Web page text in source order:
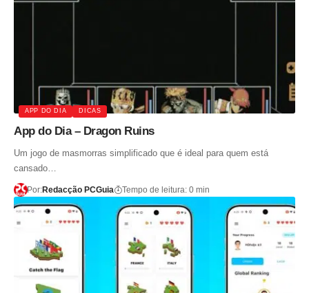
APP DO DIA DICAS
App do Dia – Dragon Ruins
Um jogo de masmorras simplificado que é ideal para quem está
cansado…
Por:Redacção PCGuia Tempo de leitura: 0 min